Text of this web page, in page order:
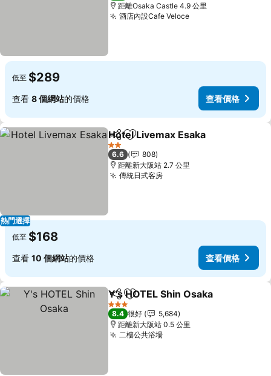
距離Osaka Castle 4.9 公里
酒店內設Cafe Veloce
低至 $289
查看 8 個網站的價格 查看價格
熱門選擇
分享 放到收藏夾
Hotel Livemax Esaka
2 星級
6.6
808
距離新大阪站 2.7 公里
傳統日式客房
低至 $168
查看 10 個網站的價格 查看價格
分享 放到收藏夾
Y's HOTEL Shin Osaka
3 星級
8.4 很好
5,684
距離新大阪站 0.5 公里
二樓公共浴場